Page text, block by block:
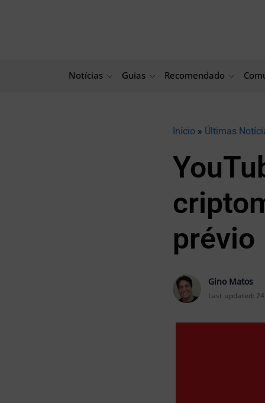
Notícias Guias Recomendado
Início » Últimas
prévio
Gino Matos
Last updated: